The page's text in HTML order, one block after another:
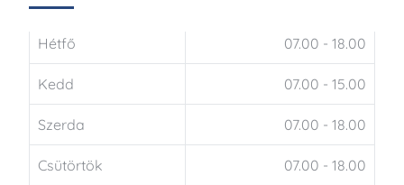
Hétfő 07.00 - 18.00
Kedd 07.00 - 15.00
Szerda 07.00 - 18.00
Csütörtök 07.00 - 18.00